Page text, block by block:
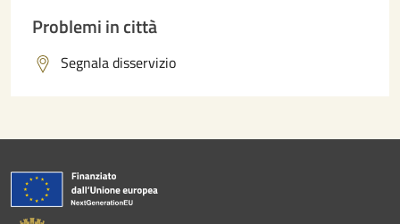
Problemi in città
Segnala disservizio